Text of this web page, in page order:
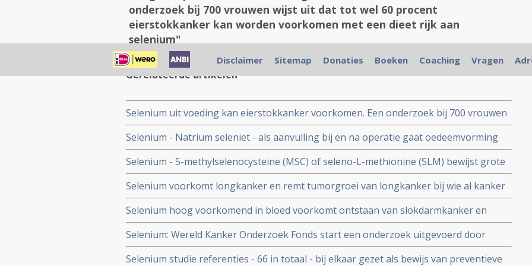
onderzoek bij 700 vrouwen wijst uit dat tot wel 60 procent
eierstokkanker kan worden voorkomen met een dieet rijk aan
selenium"
Gerelateerde artikelen
Selenium uit voeding kan eierstokkanker voorkomen. Een onderzoek bij 700 vrouwen
wijst uit dat tot wel 60 procent eierstokkanker kan worden voorkomen met een dieet
rijk aan selenium
Selenium - Natrium seleniet - als aanvulling bij en na operatie gaat oedeemvorming
tegen bij operatieve ingreep bij mond- en keelkanker.
Selenium - 5-methylselenocysteine (MSC) of seleno-L-methionine (SLM) bewijst grote
waarde als aanvulling bij verschillende soorten chemokuren voor solide tumoren in
het tegengaan van ernstige bijwerkingen tonen uitgebreide dierproeven aan.
Selenium voorkomt longkanker en remt tumorgroei van longkanker bij wie al kanker
heeft, aldus gerandomiseerde fase 3 studie.
Selenium hoog voorkomend in bloed voorkomt ontstaan van slokdarmkanker en
maagkanker ontstaan dicht bij hart.
Selenium: Wereld Kanker Onderzoek Fonds start een onderzoek uitgevoerd door
onderzoekers van de Universiteit van Wageningen naar effect van selenium bij
Chinese mensen met een slokdarmafwijking, met als doel het effect te meten op
Selenium studie referenties - 66 in totaal - bij elkaar gezet als bewijs van preventieve
Disclaimer Sitemap Donaties Boeken Coaching Vragen